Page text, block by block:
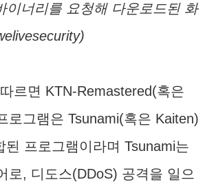
이너리를 요청해 다운로드된 화
르면 KTN-Remastered(혹은
로그램은 Tsunami(혹은 Kaiten)
된 프로그램이라며 Tsunami는
로, 디도스(DDoS) 공격을 일으